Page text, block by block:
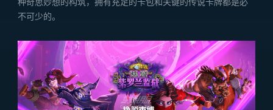
种奇思妙想的构筑，拥有充足的卡包和关键的传说卡牌都是必
不可少的。